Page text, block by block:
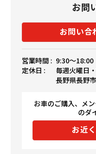
お問
お問い合
営業時間 : 9:30〜18:00
定休日 :
毎週火曜日
長野県長野
お車のご購入、メ
のダ
お近